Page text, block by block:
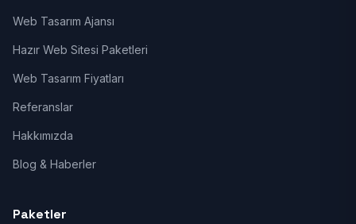
Web Tasarım Ajansı
Hazır Web Sitesi Paketleri
Web Tasarım Fiyatları
Referanslar
Hakkımızda
Blog & Haberler
Paketler